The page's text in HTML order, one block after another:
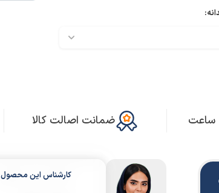
ضمانت اصالت کالا
کارشناس این محصول